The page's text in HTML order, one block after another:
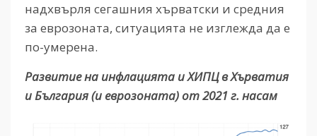
надхвърля сегашния хърватски и средния
за еврозоната, ситуацията не изглежда да е
по-умерена.
Развитие на инфлацията и ХИПЦ в Хърватия
и България (и еврозоната) от 2021 г. насам